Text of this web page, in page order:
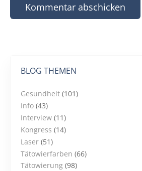
BLOG THEMEN
Gesundheit (101)
Info (43)
Interview (11)
Kongress (14)
Laser (51)
Tätowierfarben (66)
Tätowierung (98)